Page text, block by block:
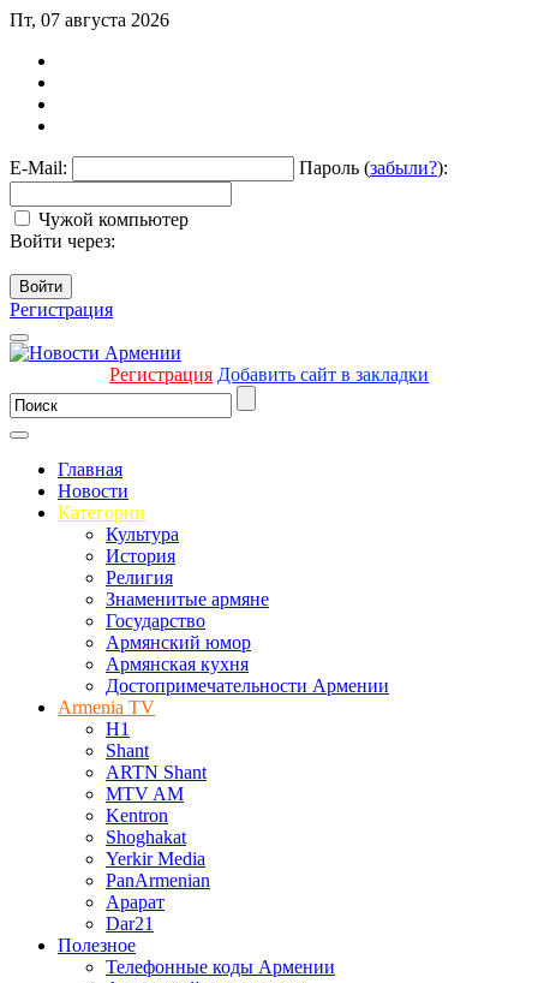
Пт, 07 августа 2026
E-Mail: Пароль (забыли?):
Чужой компьютер
Войти через:
Войти
Регистрация
Регистрация Добавить сайт в закладки
Главная
Новости
Категории
Культура
История
Религия
Знаменитые армяне
Государство
Армянский юмор
Армянская кухня
Достопримечательности Армении
Armenia TV
H1
Shant
ARTN Shant
MTV AM
Kentron
Shoghakat
Yerkir Media
PanArmenian
Арарат
Dar21
Полезное
Телефонные коды Армении